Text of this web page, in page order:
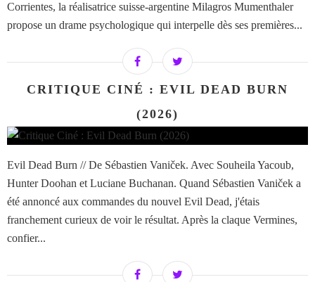
Corrientes, la réalisatrice suisse-argentine Milagros Mumenthaler
propose un drame psychologique qui interpelle dès ses premières...
CRITIQUE CINÉ : EVIL DEAD BURN
(2026)
Evil Dead Burn // De Sébastien Vaniček. Avec Souheila Yacoub,
Hunter Doohan et Luciane Buchanan. Quand Sébastien Vaniček a
été annoncé aux commandes du nouvel Evil Dead, j'étais
franchement curieux de voir le résultat. Après la claque Vermines,
confier...